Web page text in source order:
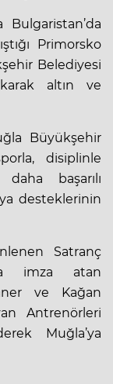
Primorsko
Belediyesi
altın ve
Büyükşehir
disiplinle
başarılı
desteklerinin
Satranç
imza atan
ve Kağan
Antrenörleri
Muğla’ya